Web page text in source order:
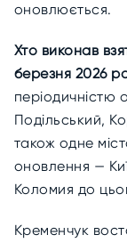
оновлюється.
Хто виконав
березня 2026
періодичністю
Подільський,
також одне
оновлення —
Коломия до
Кременчук